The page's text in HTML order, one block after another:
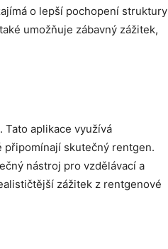
o lepší pochopení struktury
umožňuje zábavný zážitek,
aplikace využívá
skutečný rentgen.
nástroj pro vzdělávací a
zážitek z rentgenové